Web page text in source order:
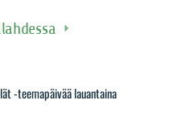
-teemapäivää lauantaina